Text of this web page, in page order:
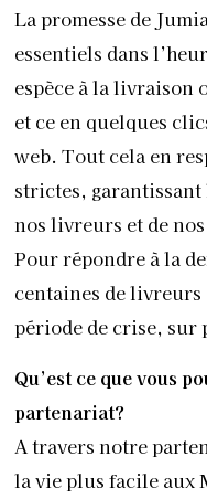
La promesse de
essentiels dans
espèce à la livraison
et ce en quelques
web. Tout cela en
strictes,
nos livreurs et de
Pour répondre à la
centaines de
période de crise,
Qu’est ce que vous
partenariat?
A travers notre
la vie plus facile aux